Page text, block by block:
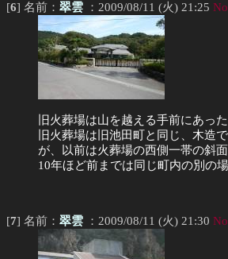
[6] 名前： 翠雲 ：2009/08/11 (火) 21:25
旧火葬場は山を越える手前にあっ
旧火葬場は旧池田町と同じ、木造
が、以前は火葬場の西側一帯の斜
10年ほど前までは同じ町内の別の
[7] 名前： 翠雲 ：2009/08/11 (火) 21:30